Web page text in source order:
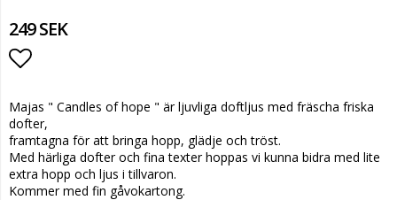
249 SEK
Majas " Candles of hope " är ljuvliga doftljus med fräscha friska
dofter,
framtagna för att bringa hopp, glädje och tröst.
Med härliga dofter och fina texter hoppas vi kunna bidra med lite
extra hopp och ljus i tillvaron.
Kommer med fin gåvokartong.